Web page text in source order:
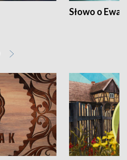
Słowo o